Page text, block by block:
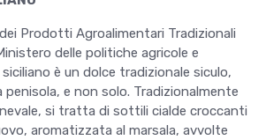
dei Prodotti Agroalimentari Tradizionali
delle politiche agricole e
è un dolce tradizionale siculo,
e non solo. Tradizionalmente
si tratta di sottili cialde croccanti
aromatizzata al marsala, avvolte